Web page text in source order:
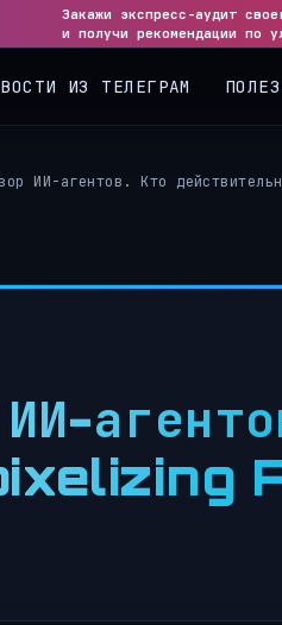
◀
Закажи экспресс-аудит
и получи рекомендации по
ИИ-агентов. Кто